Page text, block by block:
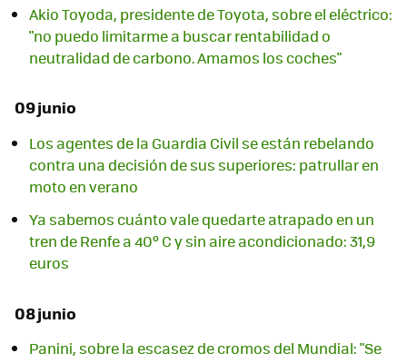
Akio Toyoda, presidente de Toyota, sobre el eléctrico:
"no puedo limitarme a buscar rentabilidad o
neutralidad de carbono. Amamos los coches"
09 junio
Los agentes de la Guardia Civil se están rebelando
contra una decisión de sus superiores: patrullar en
moto en verano
Ya sabemos cuánto vale quedarte atrapado en un
tren de Renfe a 40º C y sin aire acondicionado: 31,9
euros
08 junio
Panini, sobre la escasez de cromos del Mundial: "Se